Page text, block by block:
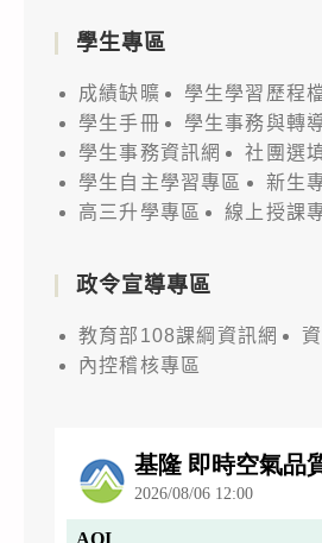
學生專區
成績缺曠
學生學習歷程
學生手冊
學生事務與轉
學生事務資訊網
社團選
學生自主學習專區
新生
高三升學專區
線上授課
政令宣導專區
教育部108課綱資訊網
內控稽核專區